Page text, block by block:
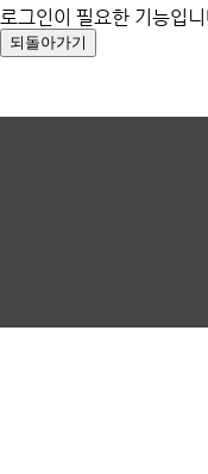
로그인이 필요한 기능입